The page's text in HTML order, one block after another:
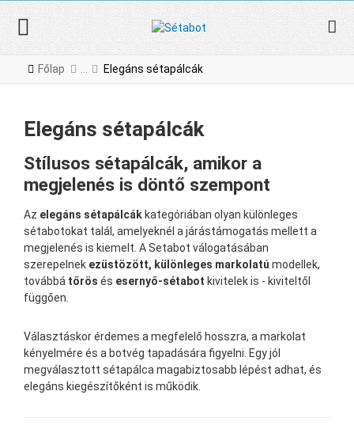
Főlap Elegáns sétapálcák
Elegáns sétapálcák
Stílusos sétapálcák, amikor a
megjelenés is döntő szempont
Az elegáns sétapálcák kategóriában olyan különleges
sétabotokat talál, amelyeknél a járástámogatás mellett a
megjelenés is kiemelt. A Setabot válogatásában
szerepelnek ezüstözött, különleges markolatú modellek,
továbbá tőrös és esernyő-sétabot kivitelek is - kiviteltől
függően.
Választáskor érdemes a megfelelő hosszra, a markolat
kényelmére és a botvég tapadására figyelni. Egy jól
megválasztott sétapálca magabiztosabb lépést adhat, és
elegáns kiegészítőként is működik.